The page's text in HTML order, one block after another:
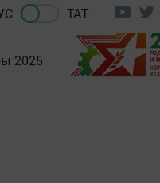
ТАТ
2025